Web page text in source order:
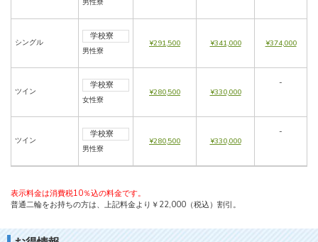
男性寮
シングル
学校寮
男性寮
¥291,500 ¥341,000 ¥374,000
ツイン
学校寮
女性寮
¥280,500 ¥330,000
-
ツイン
学校寮
男性寮
¥280,500 ¥330,000
-
表示料金は消費税10％込の料金です。
普通二輪をお持ちの方は、上記料金より￥22,000（税込）割引。